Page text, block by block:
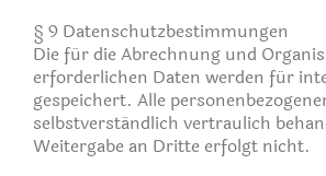
§ 9 Datenschutzbestimmungen
Die für die Abrechnung und
erforderlichen Daten werden für
gespeichert. Alle
selbstverständlich vertraulich
Weitergabe an Dritte erfolgt nicht.